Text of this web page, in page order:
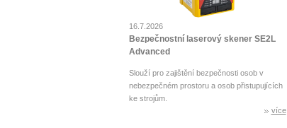
16.7.2026
Bezpečnostní laserový skener SE2L
Advanced
Slouží pro zajištění bezpečnosti osob v
nebezpečném prostoru a osob přistupujících
ke strojům.
více